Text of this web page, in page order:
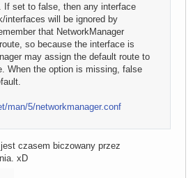
If set to false, then any interface
interfaces will be ignored by
that NetworkManager
so because the interface is
may assign the default route to
When the option is missing, false
man/5/networkmanager.conf
czasem biczowany przez
xD